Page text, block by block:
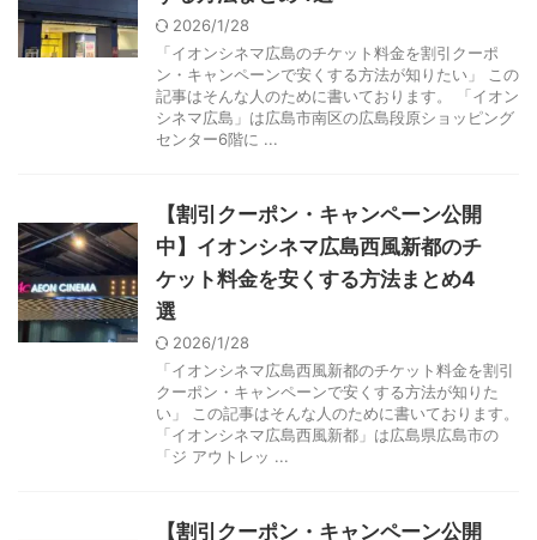
2026/1/28
「イオンシネマ広島のチケット料金を割引クーポ
ン・キャンペーンで安くする方法が知りたい」 この
記事はそんな人のために書いております。 「イオン
シネマ広島」は広島市南区の広島段原ショッピング
センター6階に ...
【割引クーポン・キャンペーン公開
中】イオンシネマ広島西風新都のチ
ケット料金を安くする方法まとめ4
選
2026/1/28
「イオンシネマ広島西風新都のチケット料金を割引
クーポン・キャンペーンで安くする方法が知りた
い」 この記事はそんな人のために書いております。
「イオンシネマ広島西風新都」は広島県広島市の
「ジ アウトレッ ...
【割引クーポン・キャンペーン公開